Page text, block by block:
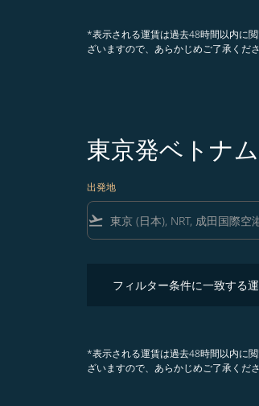
*表示される運賃は過去48時間以内に
ざいますので、あらかじめご了承くださ
東京発ベトナ
出発地
flight_takeoff
フィルター条件に一致する
*表示される運賃は過去48時間以内に
ざいますので、あらかじめご了承くださ